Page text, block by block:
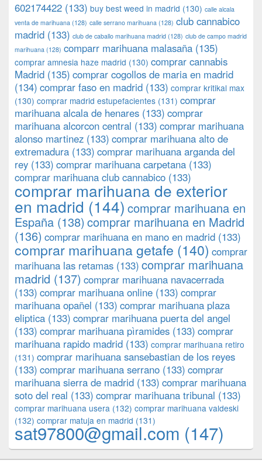
602174422 (133) buy best weed in madrid (130) calle alcala
venta de marihuana (128) calle serrano marihuana (128) club cannabico
madrid (133) club de caballo marihuana madrid (128) club de campo madrid
marihuana (128) comparr marihuana malasaña (135)
comprar amnesia haze madrid (130) comprar cannabis
Madrid (135) comprar cogollos de maria en madrid
(134) comprar faso en madrid (133) comprar kritikal max
(130) comprar madrid estupefacientes (131) comprar
marihuana alcala de henares (133) comprar
marihuana alcorcon central (133) comprar marihuana
alonso martinez (133) comprar marihuana alto de
extremadura (133) comprar marihuana arganda del
rey (133) comprar marihuana carpetana (133)
comprar marihuana club cannabico (133)
comprar marihuana de exterior
en madrid (144) comprar marihuana en
España (138) comprar marihuana en Madrid
(136) comprar marihuana en mano en madrid (133)
comprar marihuana getafe (140) comprar
marihuana las retamas (133) comprar marihuana
madrid (137) comprar marihuana navacerrada
(133) comprar marihuana online (133) comprar
marihuana opañel (133) comprar marihuana plaza
eliptica (133) comprar marihuana puerta del angel
(133) comprar marihuana pìramides (133) comprar
marihuana rapido madrid (133) comprar marihuana retiro
(131) comprar marihuana sansebastian de los reyes
(133) comprar marihuana serrano (133) comprar
marihuana sierra de madrid (133) comprar marihuana
soto del real (133) comprar marihuana tribunal (133)
comprar marihuana usera (132) comprar marihuana valdeski
(132) comprar matuja en madrid (131)
sat97800@gmail.com (147)